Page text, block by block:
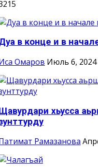
в конце и в
Омаров Июль 6, 2024
хьусса
Рамазанова